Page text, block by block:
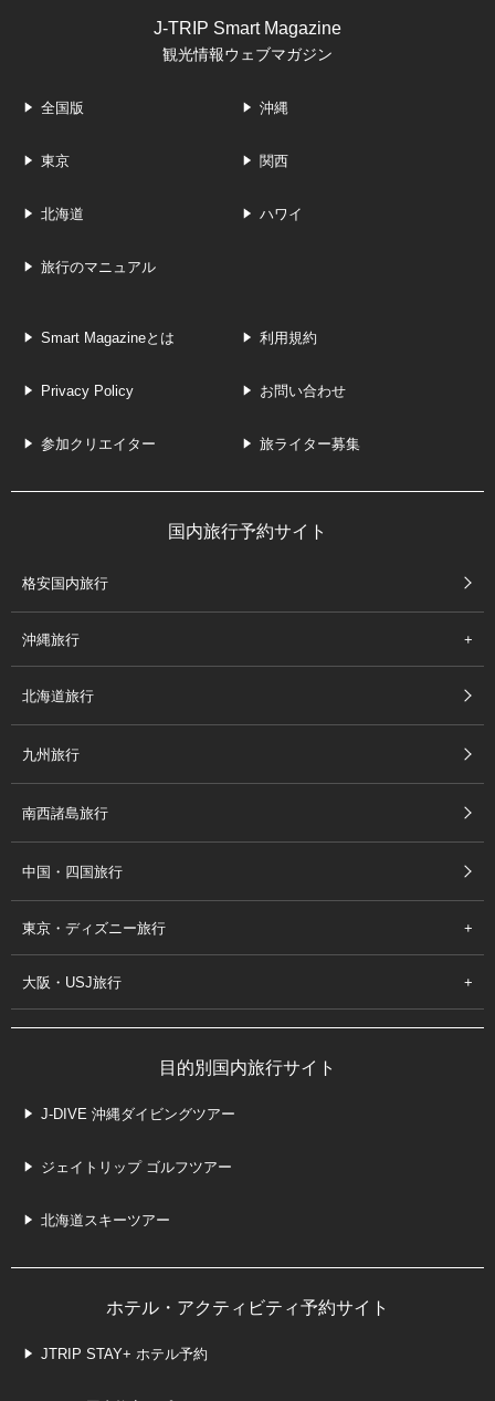
J-TRIP Smart Magazine
観光情報ウェブマガジン
全国版 沖縄
東京 関西
北海道 ハワイ
旅行のマニュアル
Smart Magazineとは 利用規約
Privacy Policy お問い合わせ
参加クリエイター 旅ライター募集
国内旅行予約サイト
格安国内旅行
沖縄旅行
北海道旅行
九州旅行
南西諸島旅行
中国・四国旅行
東京・ディズニー旅行
大阪・USJ旅行
目的別国内旅行サイト
J-DIVE 沖縄ダイビングツアー
ジェイトリップ ゴルフツアー
北海道スキーツアー
ホテル・アクティビティ予約サイト
JTRIP STAY+ ホテル予約